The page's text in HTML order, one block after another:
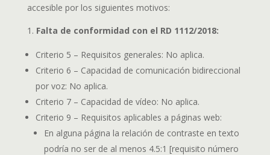
accesible por los siguientes motivos:
Falta de conformidad con el RD 1112/2018:
Criterio 5 – Requisitos generales: No aplica.
Criterio 6 – Capacidad de comunicación bidireccional
por voz: No aplica.
Criterio 7 – Capacidad de vídeo: No aplica.
Criterio 9 – Requisitos aplicables a páginas web:
En alguna página la relación de contraste en texto
podría no ser de al menos 4.5:1 [requisito número